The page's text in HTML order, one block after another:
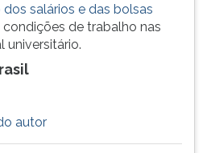
salários e das bolsas
condições de trabalho nas
universitário.
autor